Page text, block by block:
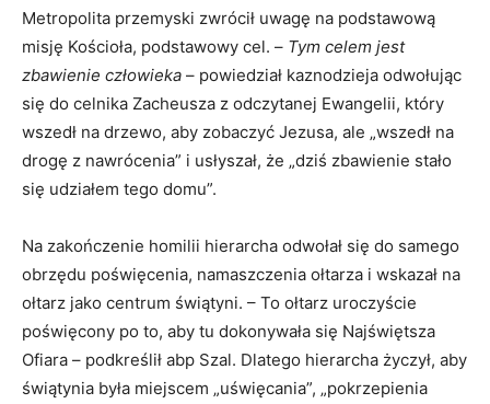
Metropolita przemyski zwrócił uwagę na podstawową
misję Kościoła, podstawowy cel. – Tym celem jest
zbawienie człowieka – powiedział kaznodzieja odwołując
się do celnika Zacheusza z odczytanej Ewangelii, który
wszedł na drzewo, aby zobaczyć Jezusa, ale „wszedł na
drogę z nawrócenia” i usłyszał, że „dziś zbawienie stało
się udziałem tego domu”.
Na zakończenie homilii hierarcha odwołał się do samego
obrzędu poświęcenia, namaszczenia ołtarza i wskazał na
ołtarz jako centrum świątyni. – To ołtarz uroczyście
poświęcony po to, aby tu dokonywała się Najświętsza
Ofiara – podkreślił abp Szal. Dlatego hierarcha życzył, aby
świątynia była miejscem „uświęcania”, „pokrzepienia